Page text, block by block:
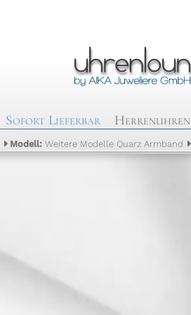
Sofort Lieferbar Herrenuhren
Modell:Weitere Modelle Quarz Armband